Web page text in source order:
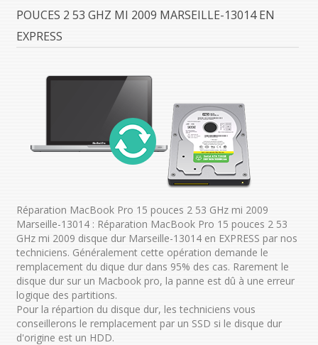
POUCES 2 53 GHZ MI 2009 MARSEILLE-13014 EN
EXPRESS
Réparation MacBook Pro 15 pouces 2 53 GHz mi 2009
Marseille-13014 : Réparation MacBook Pro 15 pouces 2 53
GHz mi 2009 disque dur Marseille-13014 en EXPRESS par nos
techniciens. Généralement cette opération demande le
remplacement du dique dur dans 95% des cas. Rarement le
disque dur sur un Macbook pro, la panne est dû à une erreur
logique des partitions.
Pour la répartion du disque dur, les techniciens vous
conseillerons le remplacement par un SSD si le disque dur
d'origine est un HDD.